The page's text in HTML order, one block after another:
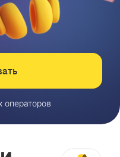
операторов